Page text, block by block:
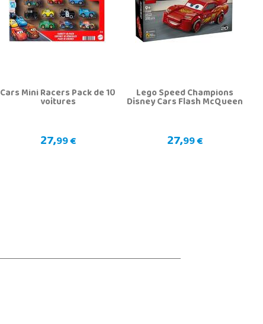
Cars Mini Racers Pack de 10
voitures
27,99 €
Lego Speed Champions
Disney Cars Flash McQueen
27,99 €